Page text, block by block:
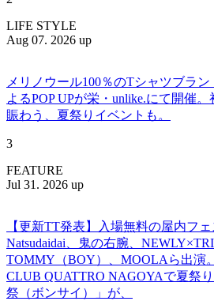
LIFE STYLE
Aug 07. 2026 up
メリノウール100％のTシャツブラ
よるPOP UPが栄・unlike.にて開催
賑わう、夏祭りイベントも。
3
FEATURE
Jul 31. 2026 up
【更新TT発表】入場無料の屋内フェ
Natsudaidai、鬼の右腕、
TOMMY（BOY）、MOOLAら出演。
CLUB QUATTRO NAGOYAで夏祭
祭（ボンサイ）」が、